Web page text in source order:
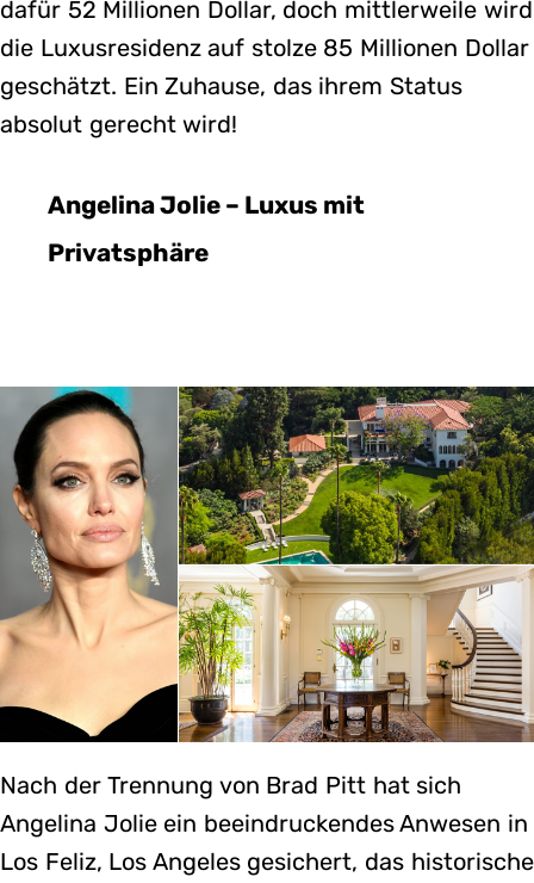
dafür 52 Millionen Dollar, doch mittlerweile wird
die Luxusresidenz auf stolze 85 Millionen Dollar
geschätzt. Ein Zuhause, das ihrem Status
absolut gerecht wird!
Angelina Jolie – Luxus mit
Privatsphäre
Nach der Trennung von Brad Pitt hat sich
Angelina Jolie ein beeindruckendes Anwesen in
Los Feliz, Los Angeles gesichert, das historische